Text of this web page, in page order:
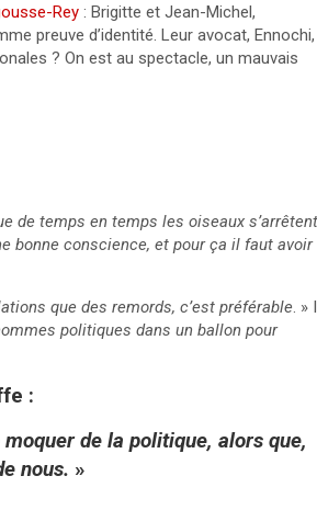
Rey : Brigitte et Jean-Michel,
preuve d’identité. Leur avocat, Ennochi,
? On est au spectacle, un mauvais
de temps en temps les oiseaux s’arrêtent
bonne conscience, et pour ça il faut avoir
que des remords, c’est préférable. »
politiques dans un ballon pour
:
de la politique, alors que,
nous. »